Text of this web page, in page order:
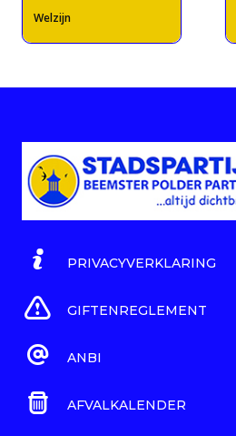
Welzijn
PRIVACYVERKLARING
GIFTENREGLEMENT
ANBI
AFVALKALENDER